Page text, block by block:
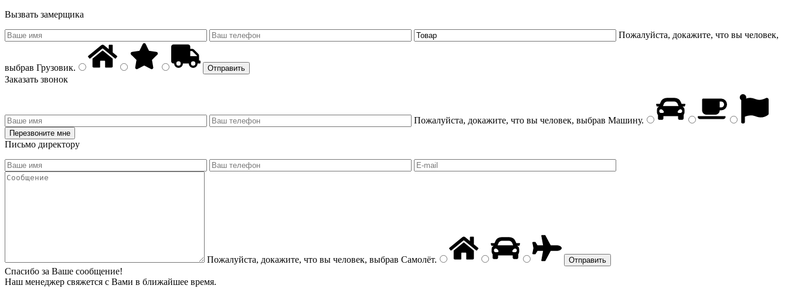
Вызвать замерщика
Пожалуйста, докажите, что вы человек,
выбрав Грузовик.
Заказать звонок
Пожалуйста, докажите, что вы человек, выбрав Машину.
Письмо директору
Пожалуйста, докажите, что вы человек, выбрав Самолёт.
Спасибо за Ваше сообщение!
Наш менеджер свяжется с Вами в ближайшее время.